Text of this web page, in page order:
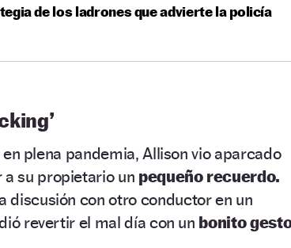
de los ladrones que advierte la policía
plena pandemia, Allison vio aparcado
su propietario un pequeño recuerdo.
discusión con otro conductor en un
revertir el mal día con un bonito